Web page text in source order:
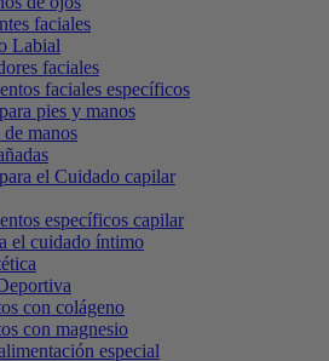
faciales
Labial
faciales
faciales específicos
pies y manos
de manos
el Cuidado capilar
específicos capilar
el cuidado íntimo
con colágeno
con magnesio
especial